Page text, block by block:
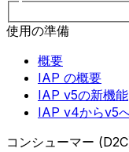
使用の準備
概要
IAP の概要
IAP v5の新機能
IAP v4からv5
コンシューマー